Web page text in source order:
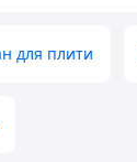
для плити